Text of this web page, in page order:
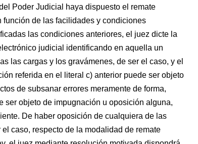
Poder Judicial haya dispuesto el remate
de las facilidades y condiciones
las condiciones anteriores, el juez dicte la
judicial identificando en aquella un
las cargas y los gravámenes, de ser el caso, y el
referida en el literal c) anterior puede ser objeto
de subsanar errores meramente de forma,
ser objeto de impugnación u oposición alguna,
De haber oposición de cualquiera de las
caso, respecto de la modalidad de remate